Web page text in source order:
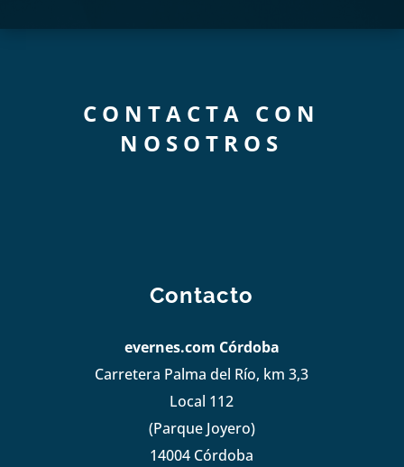
CONTACTA CON
NOSOTROS
Contacto
evernes.com Córdoba
Carretera Palma del Río, km 3,3
Local 112
(Parque Joyero)
14004 Córdoba